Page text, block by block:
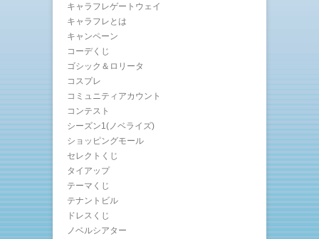
キャラフレゲートウェイ
キャラフレとは
キャンペーン
コーデくじ
ゴシック＆ロリータ
コスプレ
コミュニティアカウント
コンテスト
シーズン1(ノベライズ)
ショッピングモール
セレクトくじ
タイアップ
テーマくじ
テナントビル
ドレスくじ
ノベルシアター